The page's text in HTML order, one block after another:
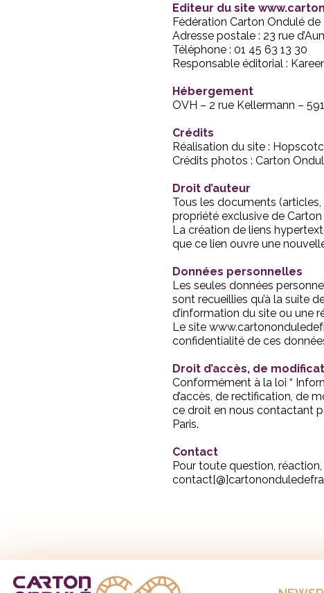
Editeur du site
Fédération Carton Ondulé de
Adresse postale : 23 rue
Téléphone : 01 45 63 13 30
Responsable éditorial :
Hébergement
OVH – 2 rue Kellermann –
Crédits
Réalisation du site :
Crédits photos : Carton
Droit d’auteur
Tous les documents
propriété exclusive de Carton
La création de liens
que ce lien ouvre une
Données personnelles
Les seules données
sont recueillies qu’à la suite
d’information du site ou une
Le site
confidentialité de ces
Droit d’accès, de
Conformément à la loi “
d’accès, de rectification, de
ce droit en nous contactant
Paris.
Contact
Pour toute question,